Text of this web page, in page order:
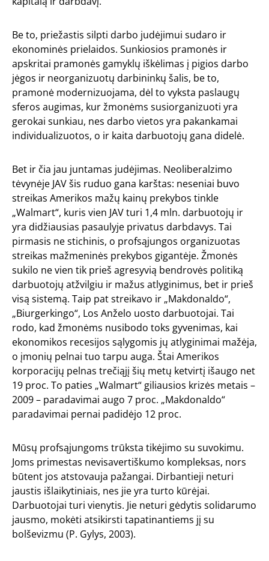
Be to, priežastis silpti darbo judėjimui sudaro ir
ekonominės prielaidos. Sunkiosios pramonės ir
apskritai pramonės gamyklų iškėlimas į pigios darbo
jėgos ir neorganizuotų darbininkų šalis, be to,
pramonė modernizuojama, dėl to vyksta paslaugų
sferos augimas, kur žmonėms susiorganizuoti yra
gerokai sunkiau, nes darbo vietos yra pakankamai
individualizuotos, o ir kaita darbuotojų gana didelė.
Bet ir čia jau juntamas judėjimas. Neoliberalzimo
tėvynėje JAV šis ruduo gana karštas: neseniai buvo
streikas Amerikos mažų kainų prekybos tinkle
„Walmart“, kuris vien JAV turi 1,4 mln. darbuotojų ir
yra didžiausias pasaulyje privatus darbdavys. Tai
pirmasis ne stichinis, o profsąjungos organizuotas
streikas mažmeninės prekybos gigantėje. Žmonės
sukilo ne vien tik prieš agresyvią bendrovės politiką
darbuotojų atžvilgiu ir mažus atlyginimus, bet ir prieš
visą sistemą. Taip pat streikavo ir „Makdonaldo“,
„Biurgerkingo“, Los Anželo uosto darbuotojai. Tai
rodo, kad žmonėms nusibodo toks gyvenimas, kai
ekonomikos recesijos sąlygomis jų atlyginimai mažėja,
o įmonių pelnai tuo tarpu auga. Štai Amerikos
korporacijų pelnas trečiąjį šių metų ketvirtį išaugo net
19 proc. To paties „Walmart“ giliausios krizės metais –
2009 – paradavimai augo 7 proc. „Makdonaldo“
paradavimai pernai padidėjo 12 proc.
Mūsų profsąjungoms trūksta tikėjimo su suvokimu.
Joms primestas nevisavertiškumo kompleksas, nors
būtent jos atstovauja pažangai. Dirbantieji neturi
jaustis išlaikytiniais, nes jie yra turto kūrėjai.
Darbuotojai turi vienytis. Jie neturi gėdytis solidarumo
jausmo, mokėti atsikirsti tapatinantiems jį su
bolševizmu (P. Gylys, 2003).